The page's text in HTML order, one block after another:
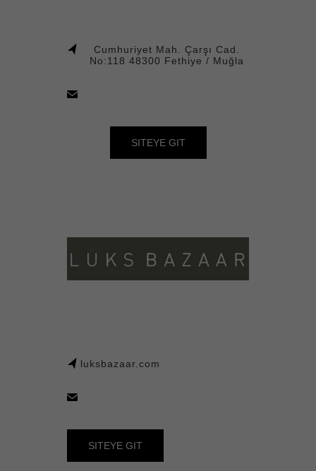
luksbazaar.com
SITEYE GIT
Cumhuriyet Mah. Çarşı Cad.
No:118 48300 Fethiye / Muğla
SITEYE GIT